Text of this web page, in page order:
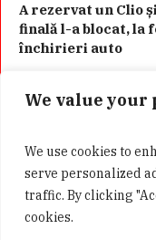
We value your
We use cookies to
serve personalized
traffic. By clicking
cookies.
A rezervat un Clio
finală l-a blocat, la
închirieri auto
Categorii